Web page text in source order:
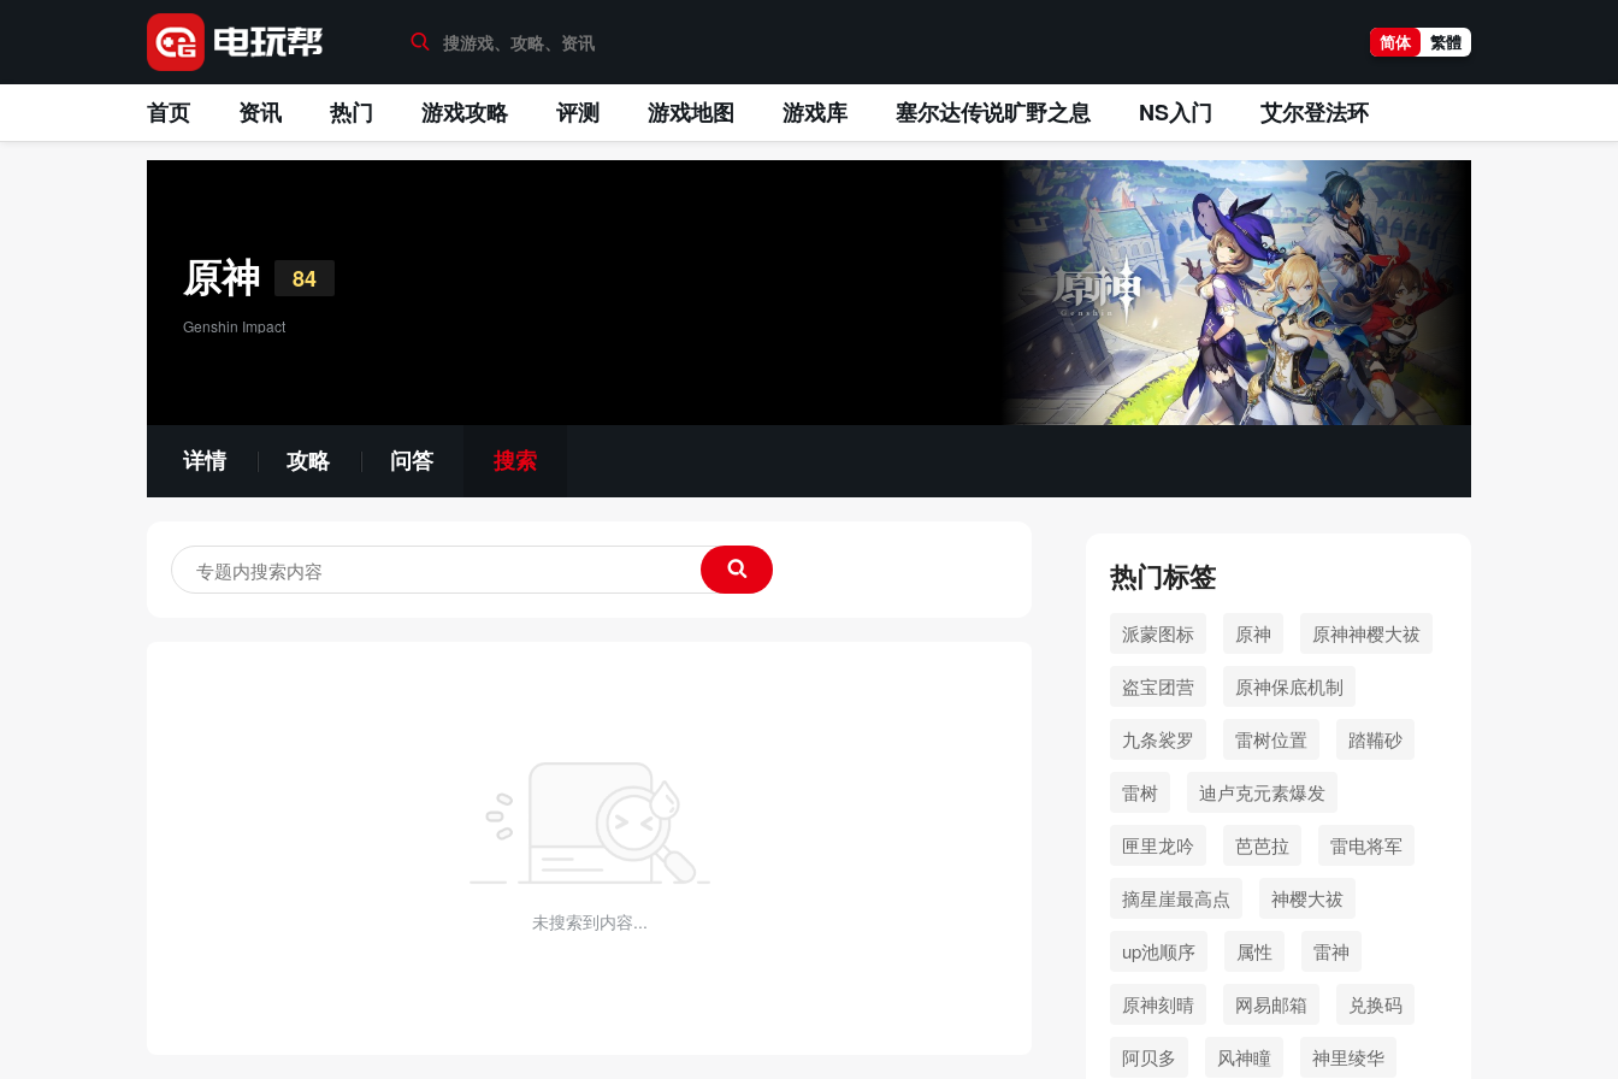
简体 繁體
首页 资讯 热门 游戏攻略 评测 游戏地图 游戏库 塞尔达传说旷野之息 NS入门 艾尔登法环
原神 84
Genshin Impact
详情 攻略 问答 搜索
未搜索到内容...
热门标签
派蒙图标 原神 原神神樱大祓
盗宝团营 原神保底机制
九条裟罗 雷树位置 踏鞴砂
雷树 迪卢克元素爆发
匣里龙吟 芭芭拉 雷电将军
摘星崖最高点 神樱大祓
up池顺序 属性 雷神
原神刻晴 网易邮箱 兑换码
阿贝多 风神瞳 神里绫华